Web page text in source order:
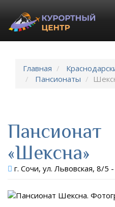
Главная
Пансионаты
Пансионат
«Шексна»
г. Сочи, ул. Львовская, 8/5 -